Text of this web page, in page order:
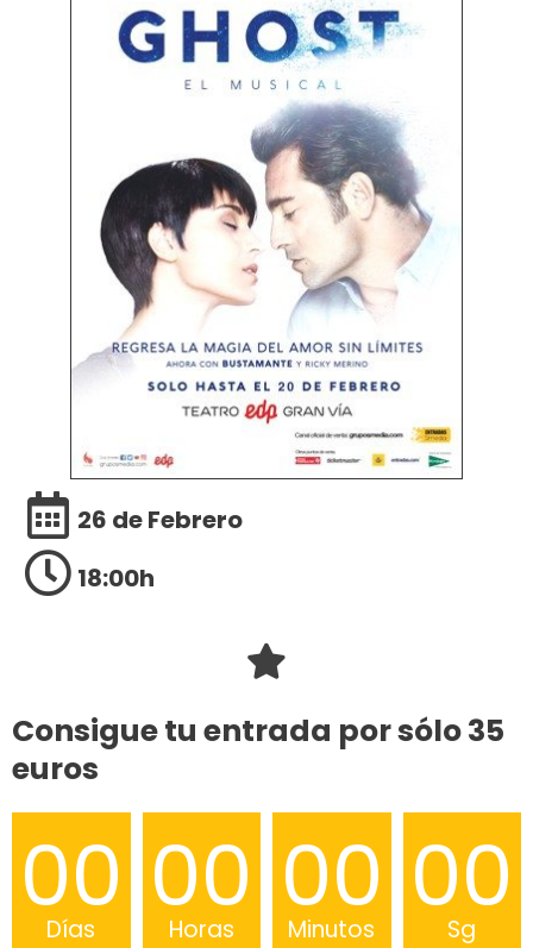
26 de Febrero
18:00h
Consigue tu entrada por sólo 35
euros
00
Días 00
Horas 00
Minutos 00
Sg